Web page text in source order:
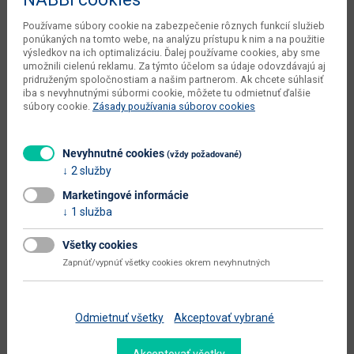
dodávateľa
0.4151 m3
čistá váha dodávateľa 13.5 kg
typové označenie Delgado
dodáva sa zmontované
údržba
hlavná farba ružová
Zobraziť ďalšie parametre
Používame súbory cookie na zabezpečenie rôznych funkcií služieb
ponúkaných na tomto webe, na analýzu prístupu k nim a na použitie
výsledkov na ich optimalizáciu. Ďalej používame cookies, aby sme
umožnili cielenú reklamu. Za týmto účelom sa údaje odovzdávajú aj
pridruženým spoločnostiam a našim partnerom. Ak chcete súhlasiť
iba s nevyhnutnými súbormi cookie, môžete tu odmietnuť ďalšie
súbory cookie. Zásady používania súborov cookies
Nevyhnutné cookies (vždy požadované)
2 služby
Marketingové informácie
1 služba
Všetky cookies
Zapnúť/vypnúť všetky cookies okrem nevyhnutných
Odmietnuť všetky Akceptovať vybrané